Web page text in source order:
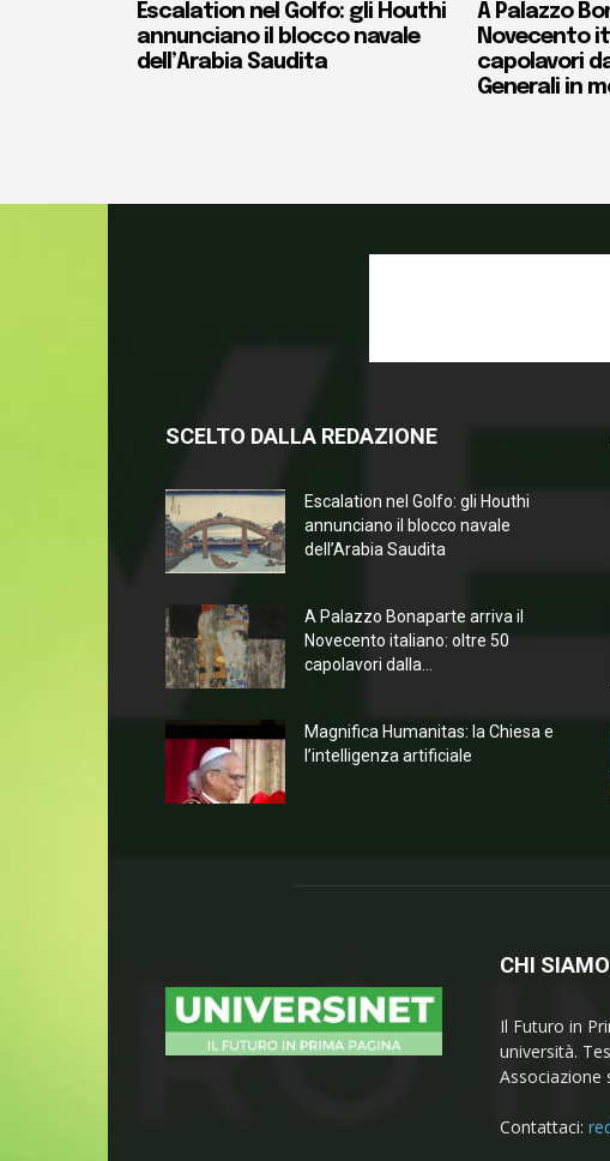
Escalation nel Golfo: gli Houthi
annunciano il blocco navale
dell’Arabia Saudita
A Palazzo
Novecento
capolavori
Generali in
SCELTO DALLA REDAZIONE
Escalation nel Golfo: gli Houthi
annunciano il blocco navale
dell’Arabia Saudita
A Palazzo Bonaparte arriva il
Novecento italiano: oltre 50
capolavori dalla...
Magnifica Humanitas: la Chiesa e
l’intelligenza artificiale
CHI SIAMO
Il Futuro in
università.
Associazione
Contattaci: